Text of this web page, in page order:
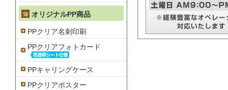
オリジナルPP商品
PPクリア名刺印刷
PPクリアフォトカード
PPキャリングケース
PPクリアポスター